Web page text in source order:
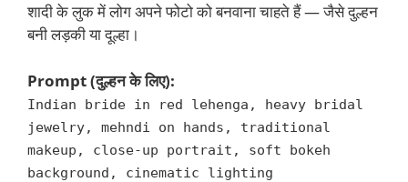
शादी के लुक में लोग अपने फोटो को बनवाना चाहते हैं — जैसे दुल्हन
बनी लड़की या दूल्हा।
Prompt (दुल्हन के लिए):
Indian bride in red lehenga, heavy bridal
jewelry, mehndi on hands, traditional
makeup, close-up portrait, soft bokeh
background, cinematic lighting